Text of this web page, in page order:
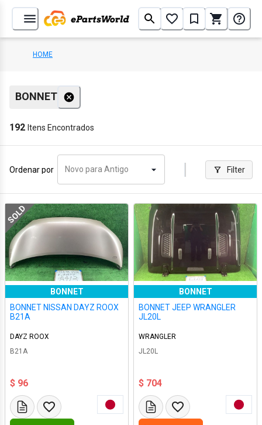
HOME
BONNET
192 Itens Encontrados
Ordenar por Novo para Antigo Filter
SOLD
BONNET
BONNET NISSAN DAYZ ROOX
B21A
DAYZ ROOX
B21A
$ 96
BONNET
BONNET JEEP WRANGLER
JL20L
WRANGLER
JL20L
$ 704